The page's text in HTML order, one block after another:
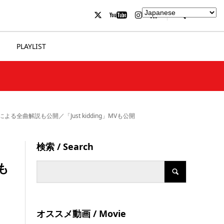
PLAYLIST
る全曲解説も公開／「Just kidding」MVも公開
検索 / Search
オススメ動画 / Movie